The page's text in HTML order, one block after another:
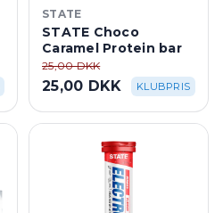
STATE
STATE Choco
Caramel Protein bar
25,00 DKK
25,00 DKK KLUBPRIS